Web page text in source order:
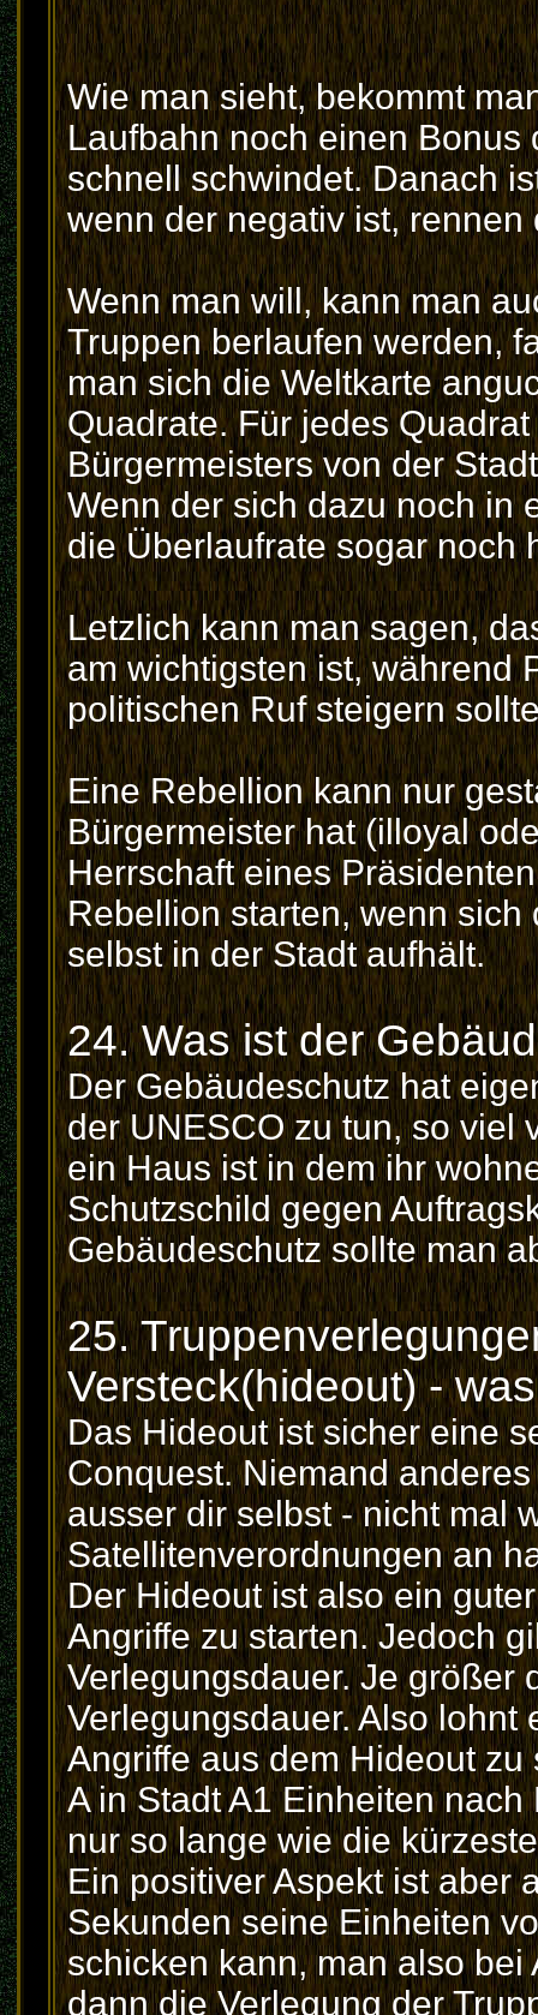
Wie man sieht, bekommt
Laufbahn noch einen
schnell schwindet. Danach
wenn der negativ ist,
Wenn man will, kann man
Truppen berlaufen werden,
man sich die Weltkarte
Quadrate. Für jedes
Bürgermeisters von der
Wenn der sich dazu noch in
die Überlaufrate sogar noch
Letzlich kann man sagen,
am wichtigsten ist, während
politischen Ruf steigern
Eine Rebellion kann nur
Bürgermeister hat (illoyal
Herrschaft eines
Rebellion starten, wenn
selbst in der Stadt aufhält.
24. Was ist der
Der Gebäudeschutz hat
der UNESCO zu tun, so viel
ein Haus ist in dem ihr
Schutzschild gegen
Gebäudeschutz sollte man
25.
Versteck(hideout) -
Das Hideout ist sicher eine
Conquest. Niemand
ausser dir selbst - nicht mal
Satellitenverordnungen an
Der Hideout ist also ein
Angriffe zu starten. Jedoch
Verlegungsdauer. Je größer
Verlegungsdauer. Also
Angriffe aus dem Hideout
A in Stadt A1 Einheiten
nur so lange wie die
Ein positiver Aspekt ist aber
Sekunden seine Einheiten
schicken kann, man also
dann die Verlegung der